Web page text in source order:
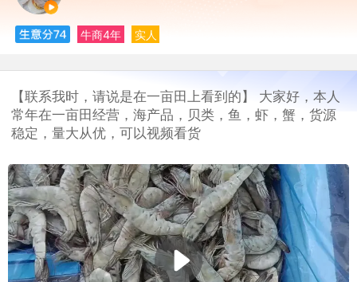
牛商4年 实人
【联系我时，请说是在一亩田上看到的】 大家好，本人
常年在一亩田经营，海产品，贝类，鱼，虾，蟹，货源
稳定，量大从优，可以视频看货